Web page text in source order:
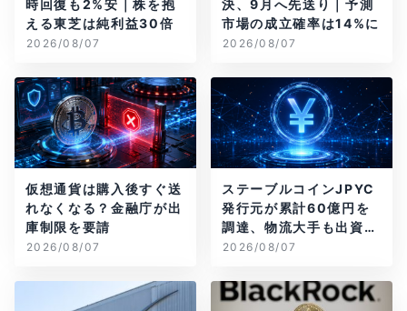
時回復も2%安｜株を抱
える東芝は純利益30倍
2026/08/07
決、9月へ先送り｜予測
市場の成立確率は14%に
2026/08/07
仮想通貨は購入後すぐ送
れなくなる？金融庁が出
庫制限を要請
2026/08/07
ステーブルコインJPYC
発行元が累計60億円を
調達、物流大手も出資参
画
2026/08/07